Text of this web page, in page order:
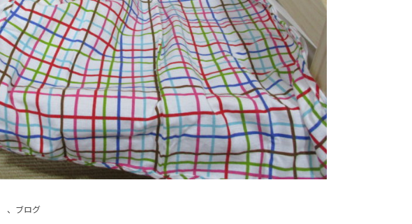
、 ブログ